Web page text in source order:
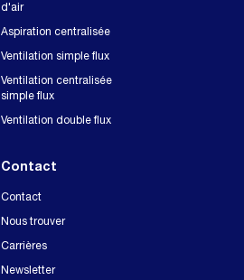
d'air
Aspiration centralisée
Ventilation simple flux
Ventilation centralisée
simple flux
Ventilation double flux
Contact
Contact
Nous trouver
Carrières
Newsletter